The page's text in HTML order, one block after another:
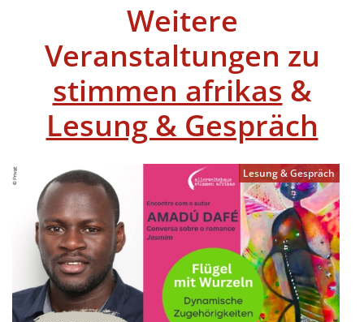
Weitere
Veranstaltungen zu
stimmen afrikas &
Lesung & Gespräch
Lesung & Gespräch